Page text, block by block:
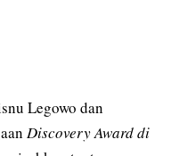
Legowo dan
Discovery Award di